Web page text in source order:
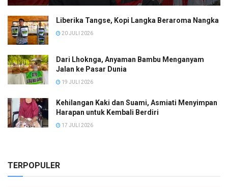
Liberika Tangse, Kopi Langka Beraroma Nangka
20 JULI 2026
Dari Lhoknga, Anyaman Bambu Menganyam
Jalan ke Pasar Dunia
19 JULI 2026
Kehilangan Kaki dan Suami, Asmiati Menyimpan
Harapan untuk Kembali Berdiri
17 JULI 2026
TERPOPULER